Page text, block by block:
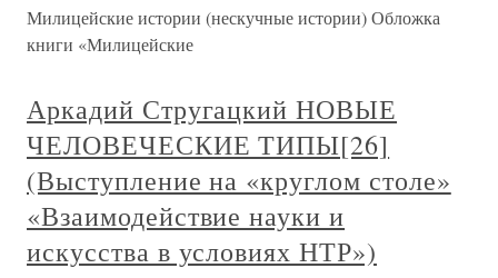
Милицейские истории (нескучные истории) Обложка
книги «Милицейские
Аркадий Стругацкий НОВЫЕ
ЧЕЛОВЕЧЕСКИЕ ТИПЫ[26]
(Выступление на «круглом столе»
«Взаимодействие науки и
искусства в условиях НТР»)